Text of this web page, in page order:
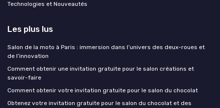
Technologies et Nouveautés
Les plus lus
Salon de la moto à Paris : immersion dans l’univers des deux-roues et
de l’innovation
Comment obtenir une invitation gratuite pour le salon créations et
savoir-faire
Comment obtenir votre invitation gratuite pour le salon du chocolat
Obtenez votre invitation gratuite pour le salon du chocolat et des